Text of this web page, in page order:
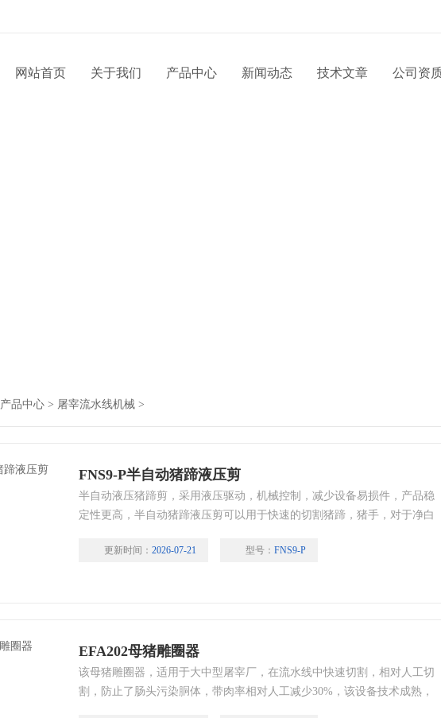
网站首页 关于我们 产品中心 新闻动态 技术文章 公司资
产品中心 > 屠宰流水线机械 >
FNS9-P半自动猪蹄液压剪
半自动液压猪蹄剪，采用液压驱动，机械控制，减少设备易损件，产品稳
定性更高，半自动猪蹄液压剪可以用于快速的切割猪蹄，猪手，对于净白
变成一个普通工人岗位，让您的生产运行成本降低，提利润点.
更新时间： 2026-07-21 型号： FNS9-P
EFA202母猪雕圈器
该母猪雕圈器，适用于大中型屠宰厂，在流水线中快速切割，相对人工切
割，防止了肠头污染胴体，带肉率相对人工减少30%，该设备技术成熟，